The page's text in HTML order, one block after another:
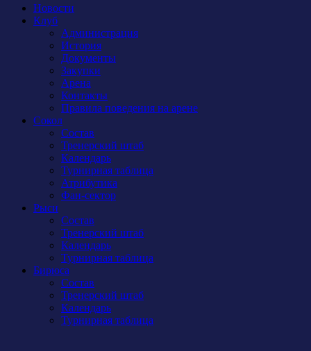
Новости
Клуб
Администрация
История
Документы
Закупки
Арена
Контакты
Правила поведения на арене
Сокол
Состав
Тренерский штаб
Календарь
Турнирная таблица
Атрибутика
Фан-сектор
Рыси
Состав
Тренерский штаб
Календарь
Турнирная таблица
Бирюса
Состав
Тренерский штаб
Календарь
Турнирная таблица